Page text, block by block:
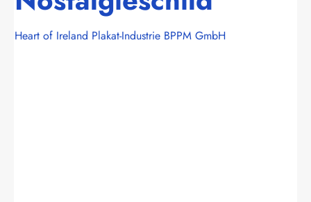
Heart of Ireland Plakat-Industrie BPPM GmbH